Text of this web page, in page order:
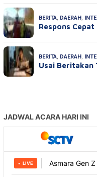
BERITA, DAERAH,
Respons Cepat
BERITA, DAERAH,
Usai Beritakan